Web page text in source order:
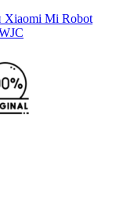
Xiaomi Mi Robot